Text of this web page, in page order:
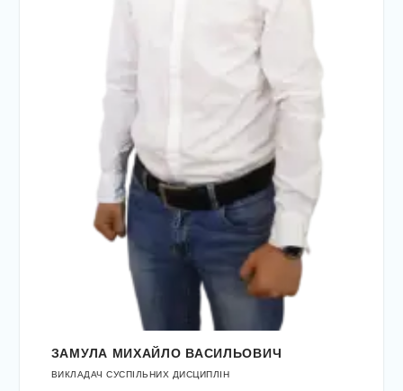
ЗАМУЛА МИХАЙЛО ВАСИЛЬОВИЧ
ВИКЛАДАЧ СУСПІЛЬНИХ ДИСЦИПЛІН